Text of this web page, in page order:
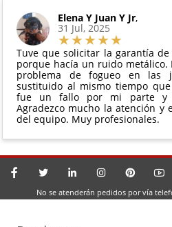
Elena Y Juan Y Jr,
31 Jul, 2025
Tuve que solicitar la garantía
porque hacía un ruido metálico.
problema de fogueo en las
sustituido al mismo tiempo
fue un fallo por mi parte y
Agradezco mucho la atención
del equipo. Muy profesionales.
No se atenderán pedidos por vía